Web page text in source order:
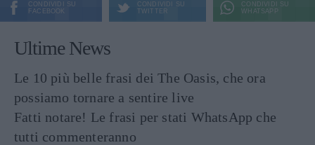
CONDIVIDI SU
FACEBOOK
CONDIVIDI SU
TWITTER
CONDIVIDI SU
WHATSAPP
Ultime News
Le 10 più belle frasi dei The Oasis, che ora
possiamo tornare a sentire live
Fatti notare! Le frasi per stati WhatsApp che
tutti commenteranno